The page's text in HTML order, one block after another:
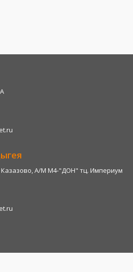
Казазово, А/М М4-"ДОН" тц. Империум